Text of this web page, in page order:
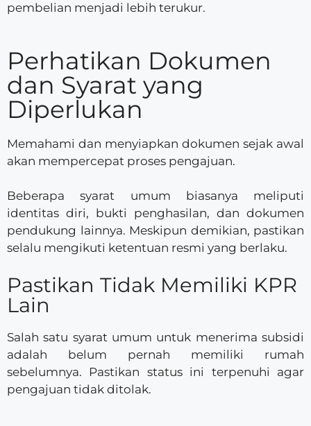
pembelian menjadi lebih terukur.
Perhatikan Dokumen
dan Syarat yang
Diperlukan
Memahami dan menyiapkan dokumen sejak awal
akan mempercepat proses pengajuan.
Beberapa syarat umum biasanya meliputi
identitas diri, bukti penghasilan, dan dokumen
pendukung lainnya. Meskipun demikian, pastikan
selalu mengikuti ketentuan resmi yang berlaku.
Pastikan Tidak Memiliki KPR
Lain
Salah satu syarat umum untuk menerima subsidi
adalah belum pernah memiliki rumah
sebelumnya. Pastikan status ini terpenuhi agar
pengajuan tidak ditolak.